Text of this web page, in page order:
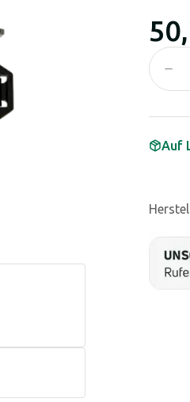
Auf